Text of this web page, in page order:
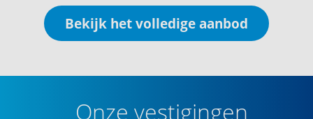
Bekijk het volledige aanbod
Onze vestigingen